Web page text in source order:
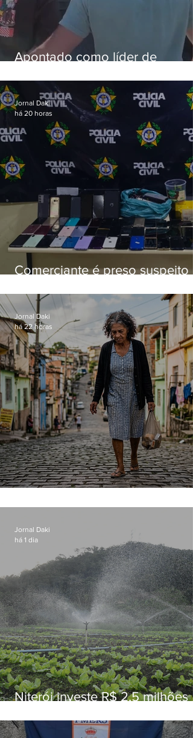
Apontado como líder de
aposentados é preso
Comerciante é preso suspeito
loja
Jornal Daki
há 20 horas
Jornal Daki
há 22 horas
Niterói investe R$ 2,5 milhões
familiar para merenda escolar
Jornal Daki
há 1 dia